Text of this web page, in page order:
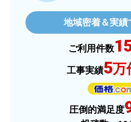
地域密着＆実績
ご利用件数
工事実績5万
圧倒的満足度